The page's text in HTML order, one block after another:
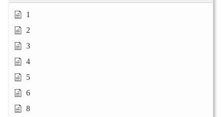
1
2
3
4
5
6
8